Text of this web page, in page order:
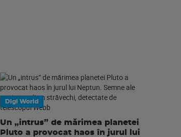
Digi World
Un „intrus” de mărimea planetei
Pluto a provocat haos în jurul lui